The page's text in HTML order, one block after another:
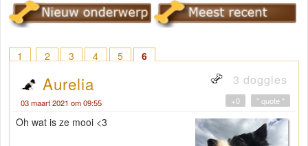
1 2 3 4 5 6
Aurelia 3 doggies
03 maart 2021 om 09:55 " quote "
+0
Oh wat is ze mooi <3